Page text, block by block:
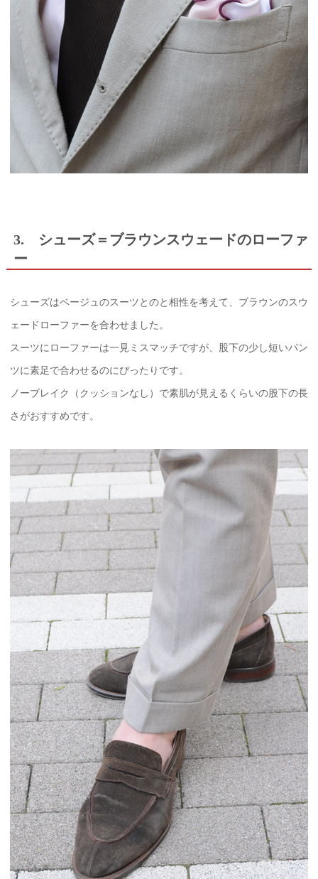
3. シューズ＝ブラウンスウェードのローファ
ー
シューズはベージュのスーツとのと相性を考えて、ブラウンのスウ
ェードローファーを合わせました。
スーツにローファーは一見ミスマッチですが、股下の少し短いパン
ツに素足で合わせるのにぴったりです。
ノーブレイク（クッションなし）で素肌が見えるくらいの股下の長
さがおすすめです。